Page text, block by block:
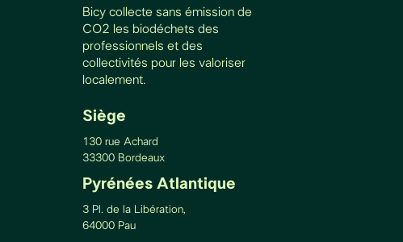
Bicy collecte sans émission de
CO2 les biodéchets des
professionnels et des
collectivités pour les valoriser
localement.
Siège
130 rue Achard
33300 Bordeaux
Pyrénées Atlantique
3 Pl. de la Libération,
64000 Pau